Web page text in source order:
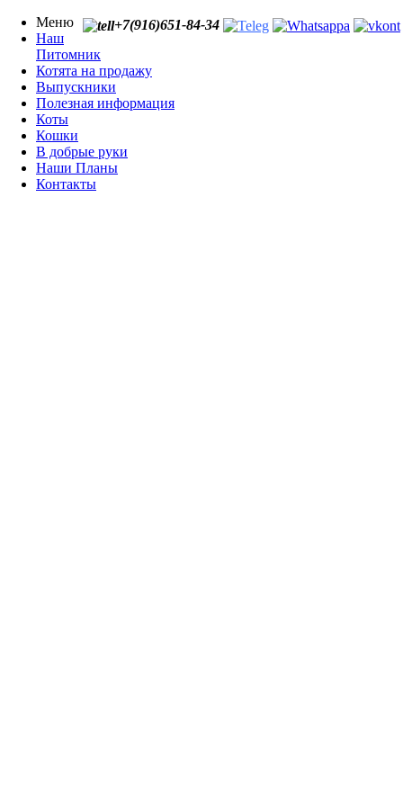
+7(916)651-84-34
Меню
Наш
Питомник
Котята на продажу
Выпускники
Полезная информация
Коты
Кошки
В добрые руки
Наши Планы
Контакты